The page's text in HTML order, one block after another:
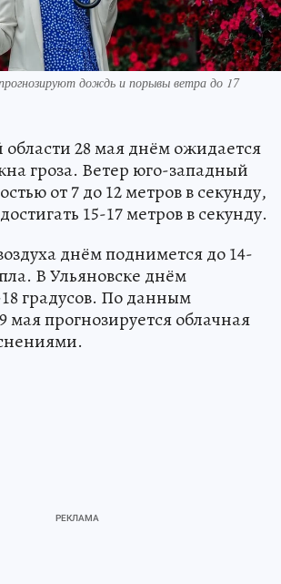
дождь и порывы ветра до 17
области 28 мая днём ожидается
гроза. Ветер юго-западный
от 7 до 12 метров в секунду,
15-17 метров в секунду.
днём поднимется до 14-
В Ульяновске днём
градусов. По данным
мая прогнозируется облачная